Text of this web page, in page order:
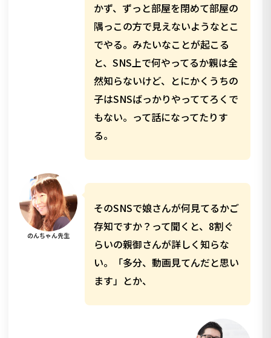
かず、ずっと部屋を閉めて部屋の
隅っこの方で見えないようなとこ
でやる。みたいなことが起こる
と、SNS上で何やってるか親は全
然知らないけど、とにかくうちの
子はSNSばっかりやっててろくで
もない。って話になってたりす
る。
のんちゃん先生
そのSNSで娘さんが何見てるかご
存知ですか？って聞くと、8割ぐ
らいの親御さんが詳しく知らな
い。「多分、動画見てんだと思い
ます」とか、